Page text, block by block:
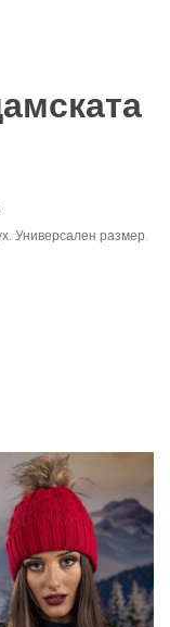
Универсален размер.